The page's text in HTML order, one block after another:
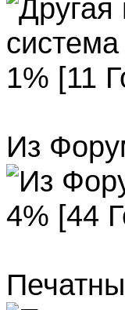
1% [11
Из
4% [44